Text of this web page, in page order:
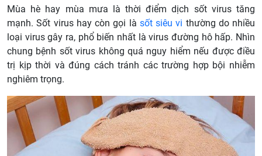
Mùa hè hay mùa mưa là thời điểm dịch sốt virus tăng
mạnh. Sốt virus hay còn gọi là sốt siêu vi thường do nhiều
loại virus gây ra, phổ biến nhất là virus đường hô hấp. Nhìn
chung bệnh sốt virus không quá nguy hiểm nếu được điều
trị kịp thời và đúng cách tránh các trường hợp bội nhiễm
nghiêm trọng.